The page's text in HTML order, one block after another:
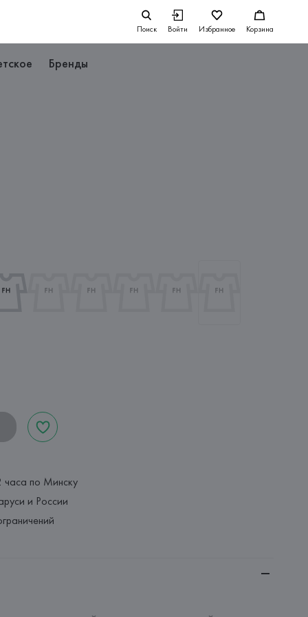
Поиск Войти Избранное Корзина
Бренды
часа по Минску
и России